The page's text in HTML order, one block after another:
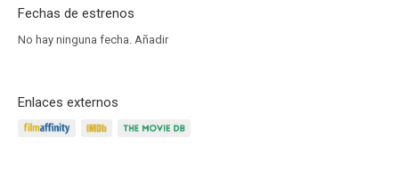
Fechas de estrenos
No hay ninguna fecha. Añadir
Enlaces externos